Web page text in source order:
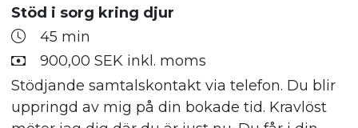
Stöd i sorg kring djur
45 min
900,00 SEK inkl. moms
Stödjande samtalskontakt via telefon. Du blir
uppringd av mig på din bokade tid. Kravlöst